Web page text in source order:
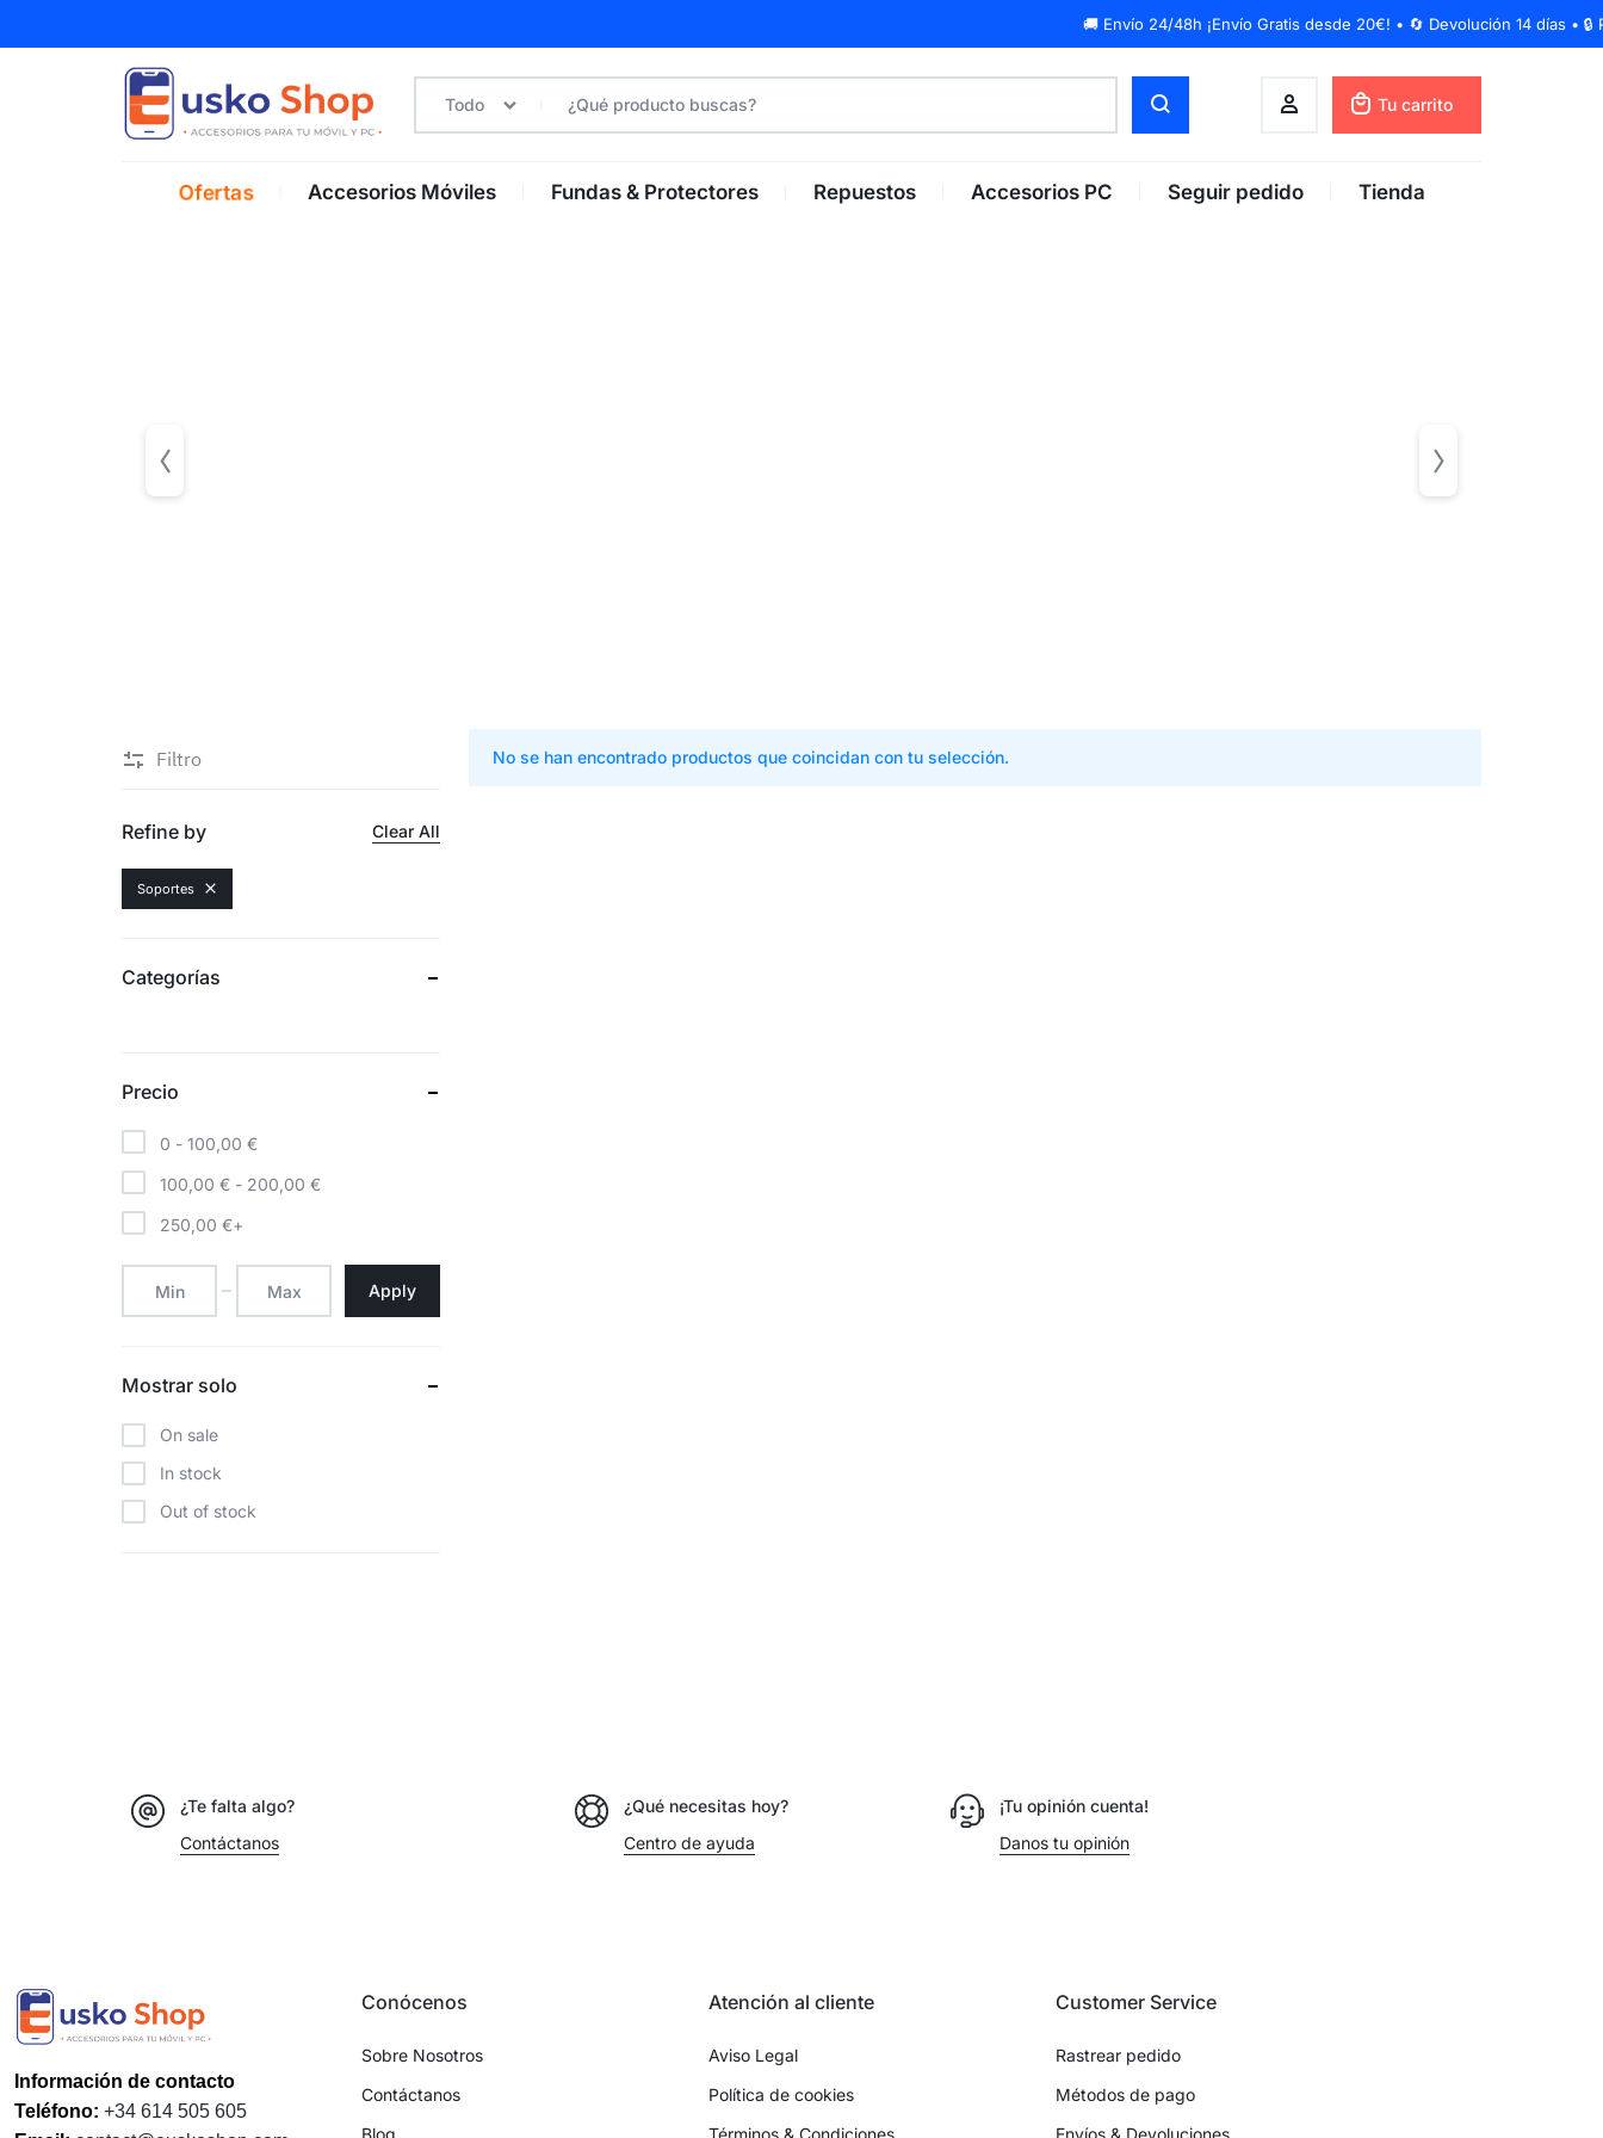
PRECIO
Todo Tu carrito
Ofertas Accesorios Móviles Fundas & Protectores Repuestos Accesorios PC Seguir pedido Tienda
No se han encontrado productos que coincidan con tu selección.
Filtro
Refine by Clear All
Soportes
Categorías
Precio
0 - 100,00 €
100,00 € - 200,00 €
250,00 €+
Apply
Mostrar solo
On sale
In stock
Out of stock
¿Te falta algo?
Contáctanos
¿Qué necesitas hoy?
Centro de ayuda
¡Tu opinión cuenta!
Danos tu opinión
Información de contacto
Teléfono: +34 614 505 605
Conócenos
Sobre Nosotros
Contáctanos
Blog
Atención al cliente
Aviso Legal
Política de cookies
Términos & Condiciones
Customer Service
Rastrear pedido
Métodos de pago
Envíos & Devoluciones